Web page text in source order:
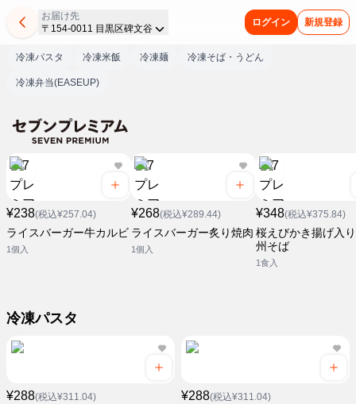
お届け先
〒154-0011 目黒区碑文谷
ログイン 新規登録
冷凍パスタ 冷凍米飯 冷凍麺 冷凍そば・うどん
冷凍弁当(EASEUP)
¥238(税込¥257.04)
ライスバーガー牛カルビ
1個入
¥268(税込¥289.44)
ライスバーガー炙り焼肉
1個入
¥348(税込¥375.84)
桜えびかき揚げ入
州そば
1食入
冷凍パスタ
¥288(税込¥311.04) ¥288(税込¥311.04)